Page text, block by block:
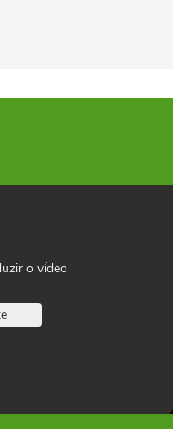
o vídeo